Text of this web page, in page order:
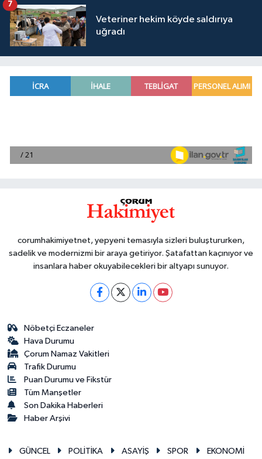
Veteriner hekim köyde saldırıya
uğradı
7
corumhakimiyetnet, yepyeni temasıyla sizleri buluştururken,
sadelik ve modernizmi bir araya getiriyor. Şatafattan kaçınıyor ve
insanlara haber okuyabilecekleri bir altyapı sunuyor.
Nöbetçi Eczaneler
Hava Durumu
Çorum Namaz Vakitleri
Trafik Durumu
Puan Durumu ve Fikstür
Tüm Manşetler
Son Dakika Haberleri
Haber Arşivi
GÜNCEL POLİTİKA ASAYİŞ SPOR EKONOMİ